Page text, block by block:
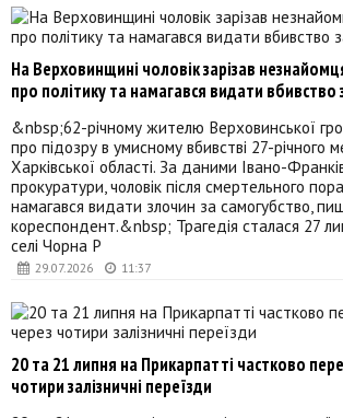
29.07.2026 11:37
На Верховинщині чоловік зарізав
про політику та намагався видати вбивство
&nbsp;62-річному жителю Верховинської
про підозру в умисному вбивстві 27-річного
Харківської області. За даними Івано-
прокуратури, чоловік після смертельного
намагався видати злочин за самогубство,
кореспондент.&nbsp; Трагедія сталася 27
селі Чорна Р
20 та 21 липня на Прикарпатті частково
чотири залізничні переїзди